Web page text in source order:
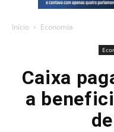
Início Economia
Caixa
a